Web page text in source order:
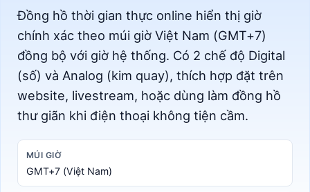
Đồng hồ thời gian thực online hiển thị giờ
chính xác theo múi giờ Việt Nam (GMT+7)
đồng bộ với giờ hệ thống. Có 2 chế độ Digital
(số) và Analog (kim quay), thích hợp đặt trên
website, livestream, hoặc dùng làm đồng hồ
thư giãn khi điện thoại không tiện cầm.
MÚI GIỜ
GMT+7 (Việt Nam)